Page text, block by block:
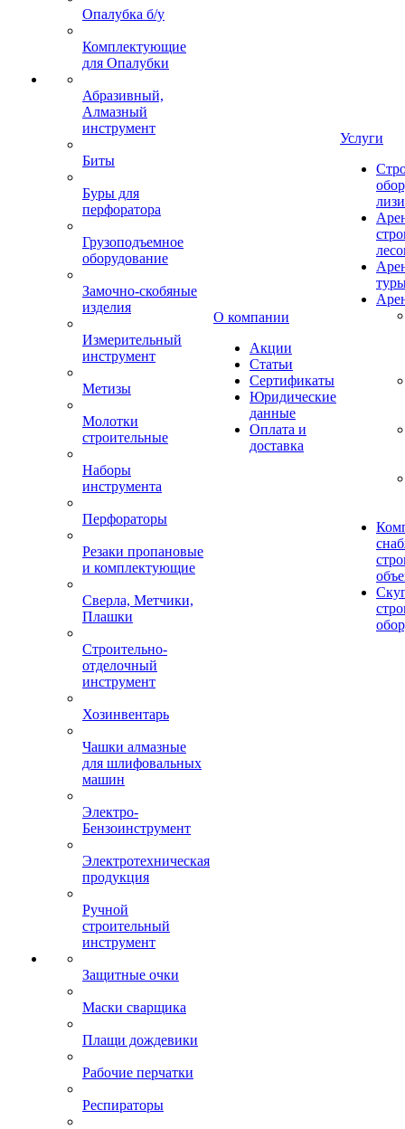
Опалубка б/у
Комплектующие
для Опалубки
Абразивный,
Алмазный
инструмент
Биты
Буры для
перфоратора
Грузоподъемное
оборудование
Замочно-скобяные
изделия
Измерительный
инструмент
Метизы
Молотки
строительные
Наборы
инструмента
Перфораторы
Резаки пропановые
и комплектующие
Сверла, Метчики,
Плашки
Строительно-
отделочный
инструмент
Хозинвентарь
Чашки алмазные
для шлифовальных
машин
Электро-
Бензоинструмент
Электротехническая
продукция
Ручной
строительный
инструмент
Защитные очки
Маски сварщика
Плащи дождевики
Рабочие перчатки
Респираторы
О компании
Акции
Статьи
Сертификаты
Юридические
данные
Оплата и
доставка
Услуги